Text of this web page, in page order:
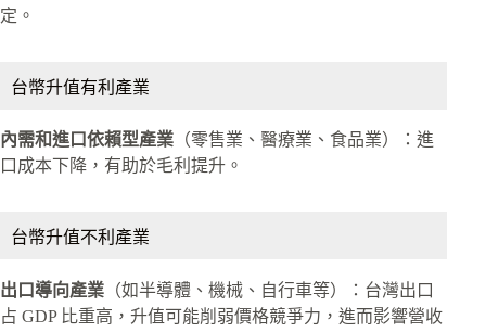
定。
台幣升值有利產業
內需和進口依賴型產業 （零售業、醫療業、食品業）：進
口成本下降，有助於毛利提升。
台幣升值不利產業
出口導向產業 （如半導體、機械、自行車等）：台灣出口
占 GDP 比重高，升值可能削弱價格競爭力，進而影響營收